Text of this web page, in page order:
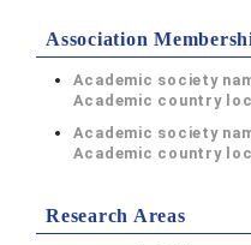
Association
Academic society
Academic country
Academic society
Academic country
Research Areas